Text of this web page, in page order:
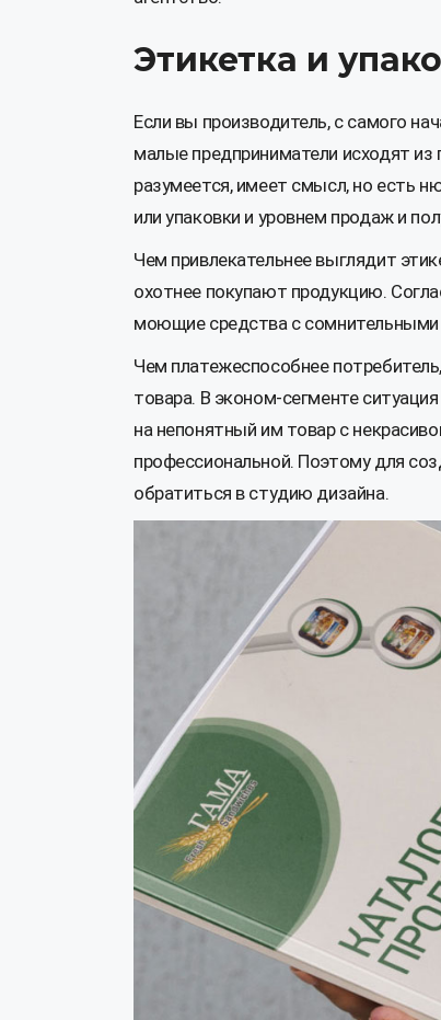
Этикетка и
Если вы производитель, с самого
малые предприниматели исходят
разумеется, имеет смысл, но есть
или упаковки и уровнем продаж и
Чем привлекательнее выглядит
охотнее покупают продукцию.
моющие средства с сомнительными
Чем платежеспособнее
товара. В эконом-сегменте
на непонятный им товар с
профессиональной. Поэтому для
обратиться в студию дизайна.